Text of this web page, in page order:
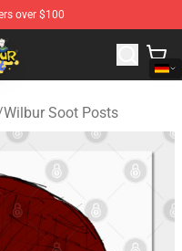
over $100
Soot Merchandise
Wilbur Soot Posts